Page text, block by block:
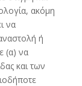
ακόμη
να
ή
(α) να
και των